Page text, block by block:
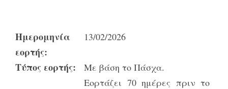
Ημερομηνία
εορτής:
13/02/2026
Τύπος εορτής:
Με βάση το Πάσχα.
Εορτάζει 70 ημέρες πριν το